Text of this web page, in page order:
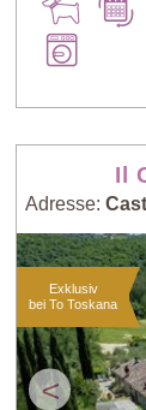
Il
Adresse:
<
Exklusiv
bei To Toskana